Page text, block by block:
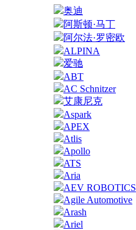
奥迪
阿斯顿·马丁
阿尔法·罗密欧
ALPINA
爱驰
ABT
AC Schnitzer
艾康尼克
Aspark
APEX
Atlis
Apollo
ATS
Aria
AEV ROBOTICS
Agile Automotive
Arash
Ariel